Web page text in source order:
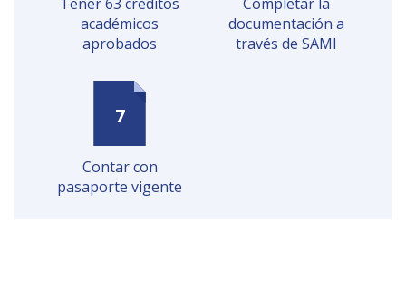
académicos
aprobados
documentación a
través de SAMI
Contar con
pasaporte vigente